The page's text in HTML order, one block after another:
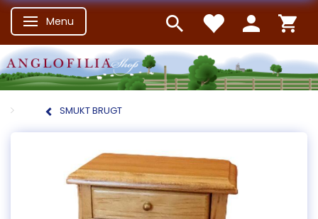
Skifte navigation
Menu
SMUKT BRUGT